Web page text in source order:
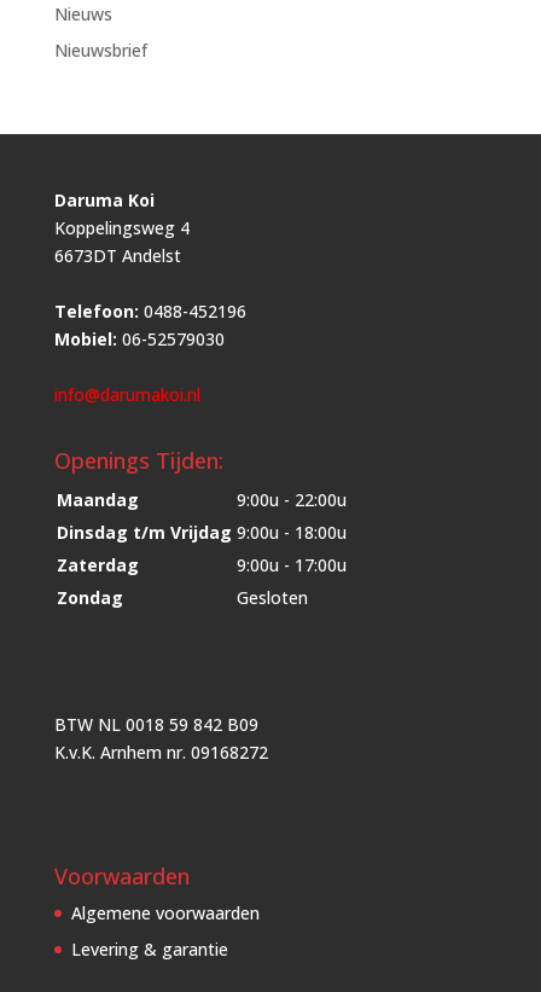
Nieuws
Nieuwsbrief
Daruma Koi
Koppelingsweg 4
6673DT Andelst
Telefoon: 0488-452196
Mobiel: 06-52579030
info@darumakoi.nl
Openings Tijden:
Maandag
9:00u - 22:00u
Dinsdag t/m Vrijdag 9:00u - 18:00u
Zaterdag
9:00u - 17:00u
Zondag
Gesloten
BTW NL 0018 59 842 B09
K.v.K. Arnhem nr. 09168272
Voorwaarden
Algemene voorwaarden
Levering & garantie